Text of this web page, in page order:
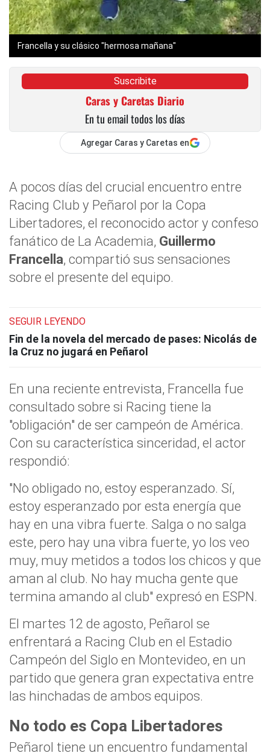
Francella y su clásico "hermosa mañana"
Suscribite
Caras y Caretas Diario
En tu email todos los días
Agregar Caras y Caretas en
A pocos días del crucial encuentro entre
Racing Club y Peñarol por la Copa
Libertadores, el reconocido actor y confeso
fanático de La Academia, Guillermo
Francella, compartió sus sensaciones
sobre el presente del equipo.
SEGUIR LEYENDO
Fin de la novela del mercado de pases: Nicolás de
la Cruz no jugará en Peñarol
En una reciente entrevista, Francella fue
consultado sobre si Racing tiene la
"obligación" de ser campeón de América.
Con su característica sinceridad, el actor
respondió:
"No obligado no, estoy esperanzado. Sí,
estoy esperanzado por esta energía que
hay en una vibra fuerte. Salga o no salga
este, pero hay una vibra fuerte, yo los veo
muy, muy metidos a todos los chicos y que
aman al club. No hay mucha gente que
termina amando al club" expresó en ESPN.
El martes 12 de agosto, Peñarol se
enfrentará a Racing Club en el Estadio
Campeón del Siglo en Montevideo, en un
partido que genera gran expectativa entre
las hinchadas de ambos equipos.
No todo es Copa Libertadores
Peñarol tiene un encuentro fundamental